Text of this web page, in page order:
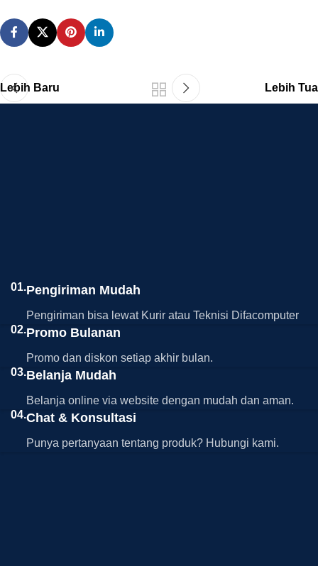
Lebih Baru Lebih Tua
01.Pengiriman Mudah
Pengiriman bisa lewat Kurir atau Teknisi Difacomputer
02.Promo Bulanan
Promo dan diskon setiap akhir bulan.
03.Belanja Mudah
Belanja online via website dengan mudah dan aman.
04.Chat & Konsultasi
Punya pertanyaan tentang produk? Hubungi kami.